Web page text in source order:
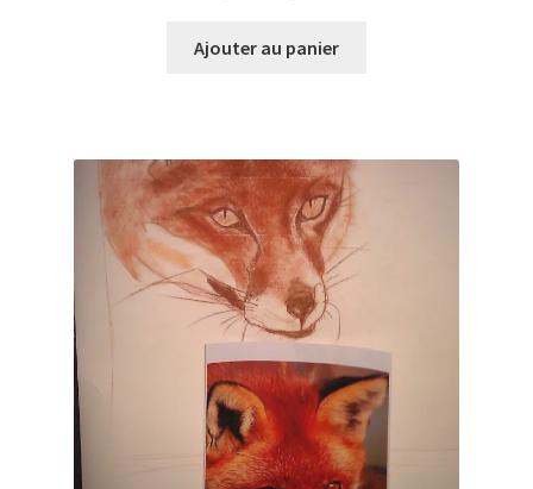
initial
actuel
Ajouter au panier